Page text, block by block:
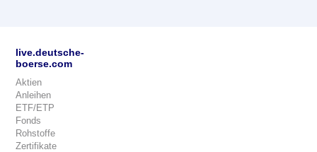
live.deutsche-
boerse.com
Aktien
Anleihen
ETF/ETP
Fonds
Rohstoffe
Zertifikate